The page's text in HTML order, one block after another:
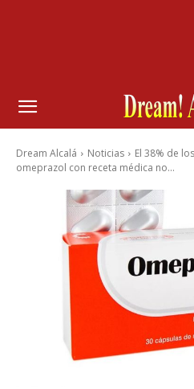
Dream Alcalá Noticias
El 38% de
omeprazol con receta médica no...